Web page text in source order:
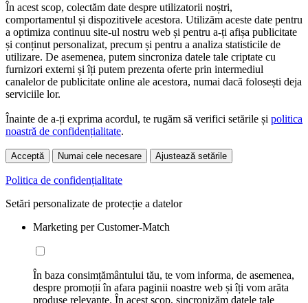
În acest scop, colectăm date despre utilizatorii noștri,
comportamentul și dispozitivele acestora. Utilizăm aceste date pentru
a optimiza continuu site-ul nostru web și pentru a-ți afișa publicitate
și conținut personalizat, precum și pentru a analiza statisticile de
utilizare. De asemenea, putem sincroniza datele tale criptate cu
furnizori externi și îți putem prezenta oferte prin intermediul
canalelor de publicitate online ale acestora, numai dacă folosești deja
serviciile lor.
Înainte de a-ți exprima acordul, te rugăm să verifici setările și politica
noastră de confidențialitate.
Acceptă Numai cele necesare Ajustează setările
Politica de confidențialitate
Setări personalizate de protecție a datelor
Marketing per Customer-Match
În baza consimțământului tău, te vom informa, de asemenea,
despre promoții în afara paginii noastre web și îți vom arăta
produse relevante. În acest scop, sincronizăm datele tale